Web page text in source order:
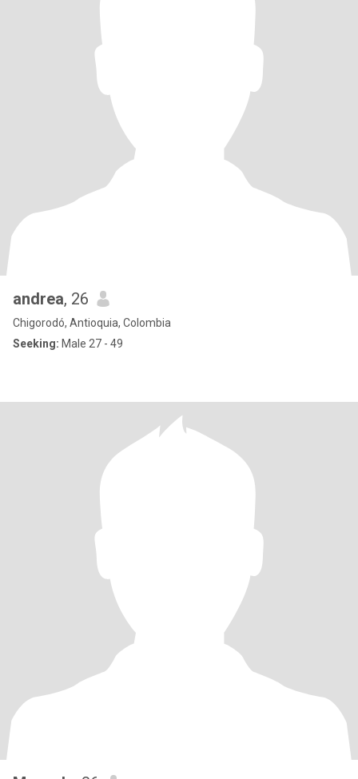
andrea, 26
Chigorodó, Antioquia, Colombia
Seeking: Male 27 - 49